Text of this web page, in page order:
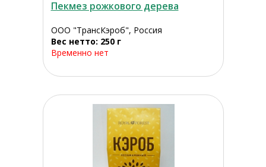
Пекмез рожкового дерева
ООО "ТрансКэроб", Россия
Вес нетто: 250 г
Временно нет